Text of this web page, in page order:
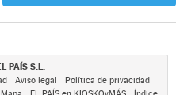
PAÍS S.L.
Aviso legal
Política de privacidad